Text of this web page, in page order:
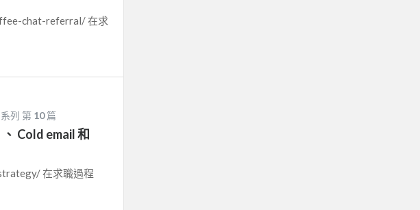
chat-referral/ 在求
系列 第 10篇
Cold email 和
在求職過程